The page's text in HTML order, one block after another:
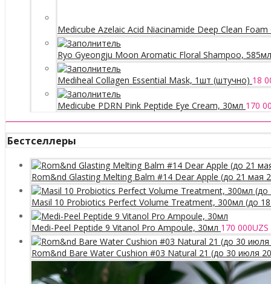
Medicube Azelaic Acid Niacinamide Deep Clean Foam
Ryo Gyeongju Moon Aromatic Floral Shampoo, 585мл
Mediheal Collagen Essential Mask, 1шт (штучно) 18
Medicube PDRN Pink Peptide Eye Cream, 30мл 170
Бестселлеры
Rom&nd Glasting Melting Balm #14 Dear Apple (до 21 мая
Masil 10 Probiotics Perfect Volume Treatment, 300мл (до
Medi-Peel Peptide 9 Vitanol Pro Ampoule, 30мл 170 000UZS
Rom&nd Bare Water Cushion #03 Natural 21 (до 30 июля